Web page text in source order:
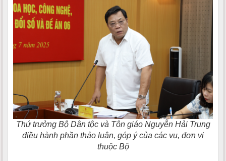
Thứ trưởng Bộ Dân tộc và Tôn giáo Nguyễn Hải Trung
điều hành phần thảo luận, góp ý của các vụ, đơn vị
thuộc Bộ